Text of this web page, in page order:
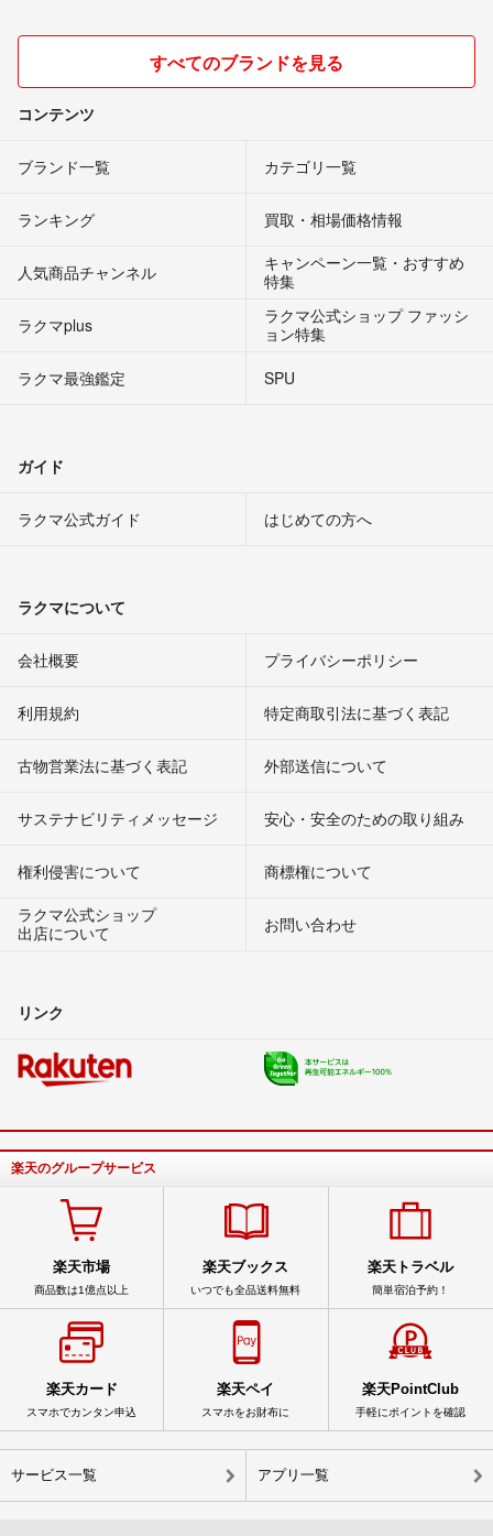
すべてのブランドを見る
コンテンツ
ブランド一覧 カテゴリ一覧
ランキング 買取・相場価格情報
人気商品チャンネル
キャンペーン一覧・おすすめ
特集
ラクマplus
ラクマ公式ショップ ファッシ
ョン特集
ラクマ最強鑑定
SPU
ガイド
ラクマ公式ガイド はじめての方へ
ラクマについて
会社概要 プライバシーポリシー
利用規約 特定商取引法に基づく表記
古物営業法に基づく表記 外部送信について
サステナビリティメッセージ 安心・安全のための取り組み
権利侵害について
商標権について
ラクマ公式ショップ
出店について
お問い合わせ
リンク
楽天のグループサービス
楽天市場
商品数は1億点以上
楽天ブックス
いつでも全品送料無料
楽天トラベル
簡単宿泊予約！
楽天カード
スマホでカンタン申込
楽天ペイ
スマホをお財布に
楽天PointClub
手軽にポイントを確認
サービス一覧 アプリ一覧